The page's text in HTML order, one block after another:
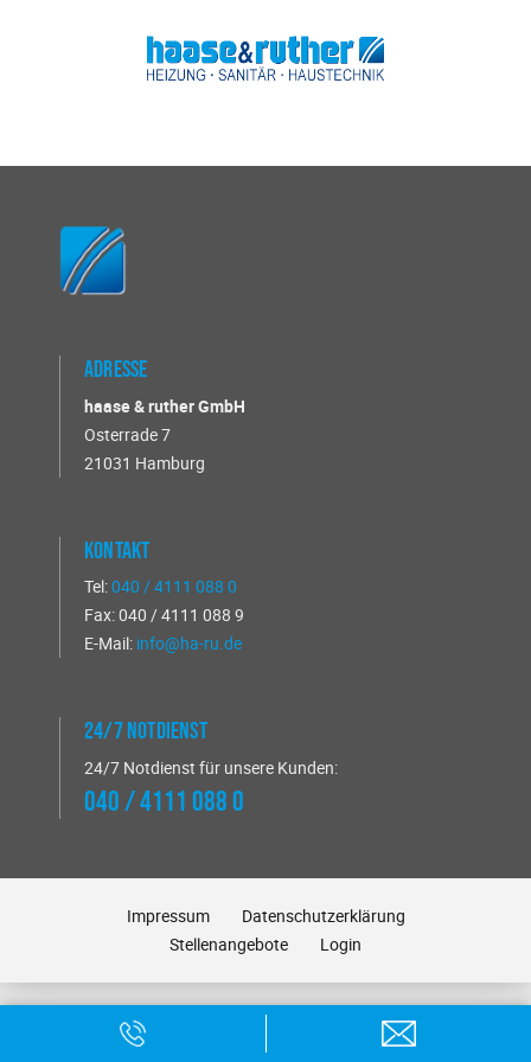
Adresse
haase & ruther GmbH
Osterrade 7
21031 Hamburg
Kontakt
Tel:040 / 4111 088 0
Fax: 040 / 4111 088 9
E-Mail: info@ha-ru.de
24/7 Notdienst
24/7 Notdienst für unsere Kunden:
040 / 4111 088 0
Impressum
Datenschutzerklärung
Stellenangebote
Login